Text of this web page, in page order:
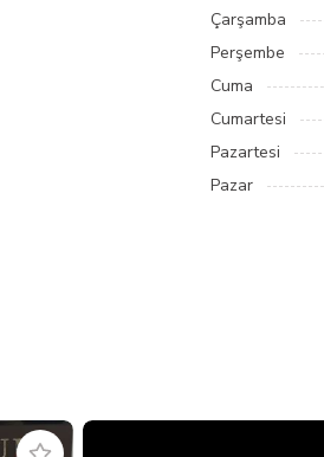
Çarşamba
Perşembe
Cuma
Cumartesi
Pazartesi
Pazar